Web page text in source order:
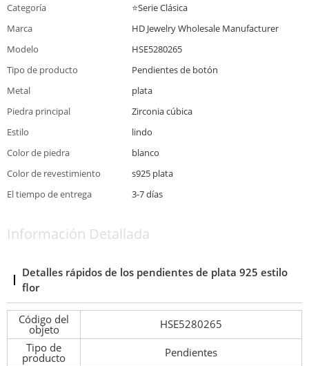
Categoría
⭐Serie Clásica
Marca
HD Jewelry Wholesale Manufacturer
Modelo
HSE5280265
Tipo de producto
Pendientes de botón
Metal
plata
Piedra principal
Zirconia cúbica
Estilo
lindo
Color de piedra
blanco
Color de revestimiento
s925 plata
El tiempo de entrega
3-7 días
Información Detallada
Detalles rápidos de los pendientes de plata 925 estilo
flor
Código del
objeto
HSE5280265
Tipo de
producto
Pendientes